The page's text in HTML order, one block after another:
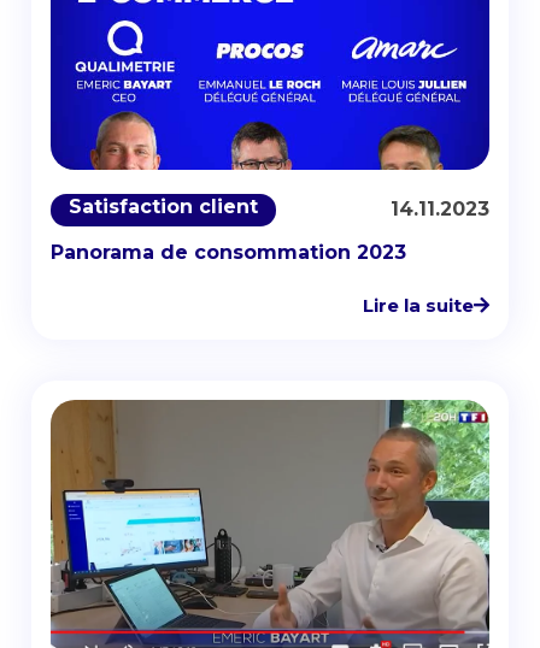
Satisfaction client
14.11.2023
Panorama de consommation 2023
Lire la suite